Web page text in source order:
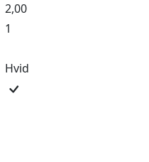
2,00
1
Hvid